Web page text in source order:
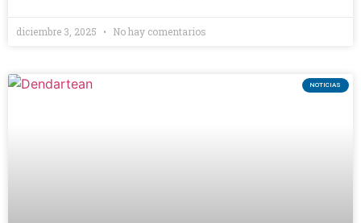
diciembre 3, 2025 No hay comentarios
NOTICIAS